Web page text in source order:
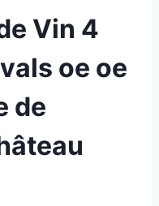
Vin 4
oe oe
de